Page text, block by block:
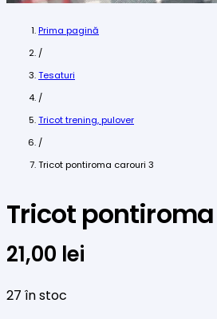
Prima pagină
/
Tesaturi
/
Tricot trening, pulover
/
Tricot pontiroma carouri 3
Tricot
21,00 lei
27 în stoc